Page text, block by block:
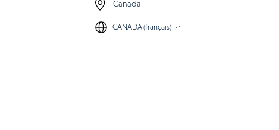
Canada
CANADA (français)